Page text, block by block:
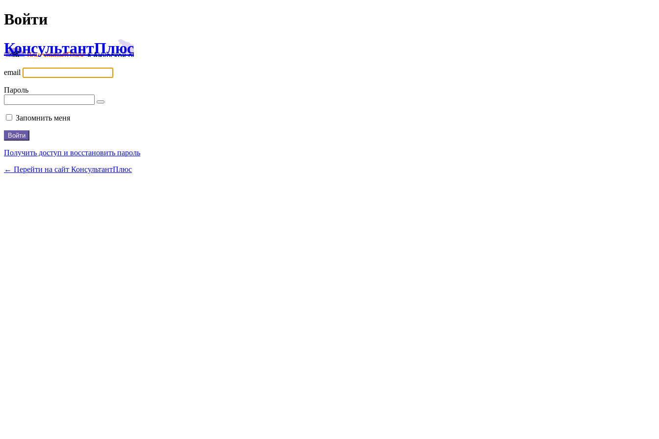
Войти
КонсультантПлюс
email
Пароль
Запомнить меня
Получить доступ и восстановить пароль
← Перейти на сайт КонсультантПлюс